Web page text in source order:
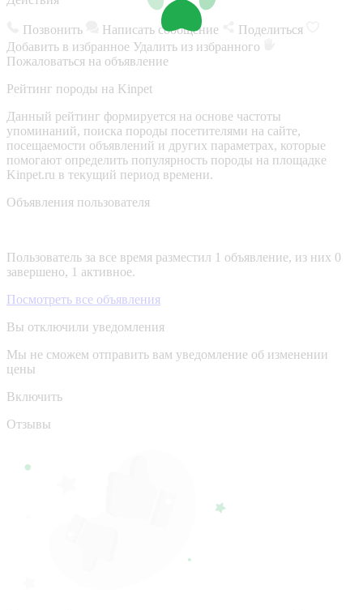
Позвонить Написать сообщение
Поделиться
Добавить в избранное Удалить из избранного
Пожаловаться на объявление
Рейтинг породы на Kinpet
Данный рейтинг формируется на основе частоты
упоминаний, поиска породы посетителями на сайте,
посещаемости объявлений и других параметрах, которые
помогают определить популярность породы на площадке
Kinpet.ru в текущий период времени.
Объявления пользователя
Пользователь за все время разместил 1 объявление, из них 0
завершено, 1 активное.
Посмотреть все объявления
Вы отключили уведомления
Мы не сможем отправить вам уведомление об изменении
цены
Включить
Отзывы